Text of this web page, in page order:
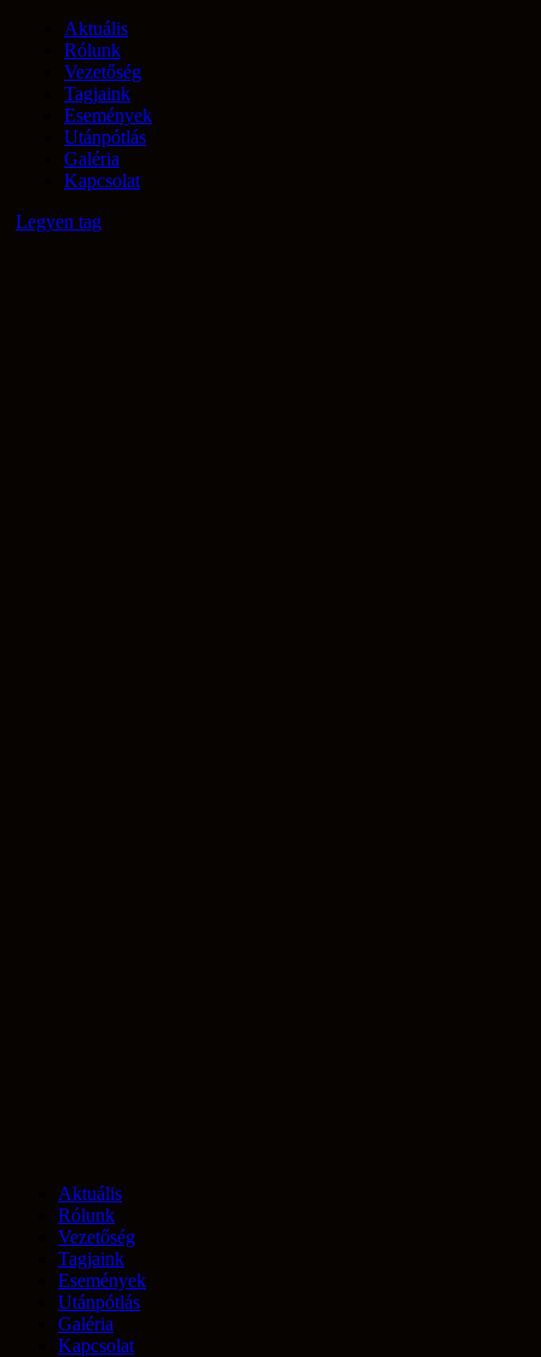
Aktuális
Rólunk
Vezetőség
Tagjaink
Események
Utánpótlás
Galéria
Kapcsolat
Legyen tag
Aktuális
Rólunk
Vezetőség
Tagjaink
Események
Utánpótlás
Galéria
Kapcsolat